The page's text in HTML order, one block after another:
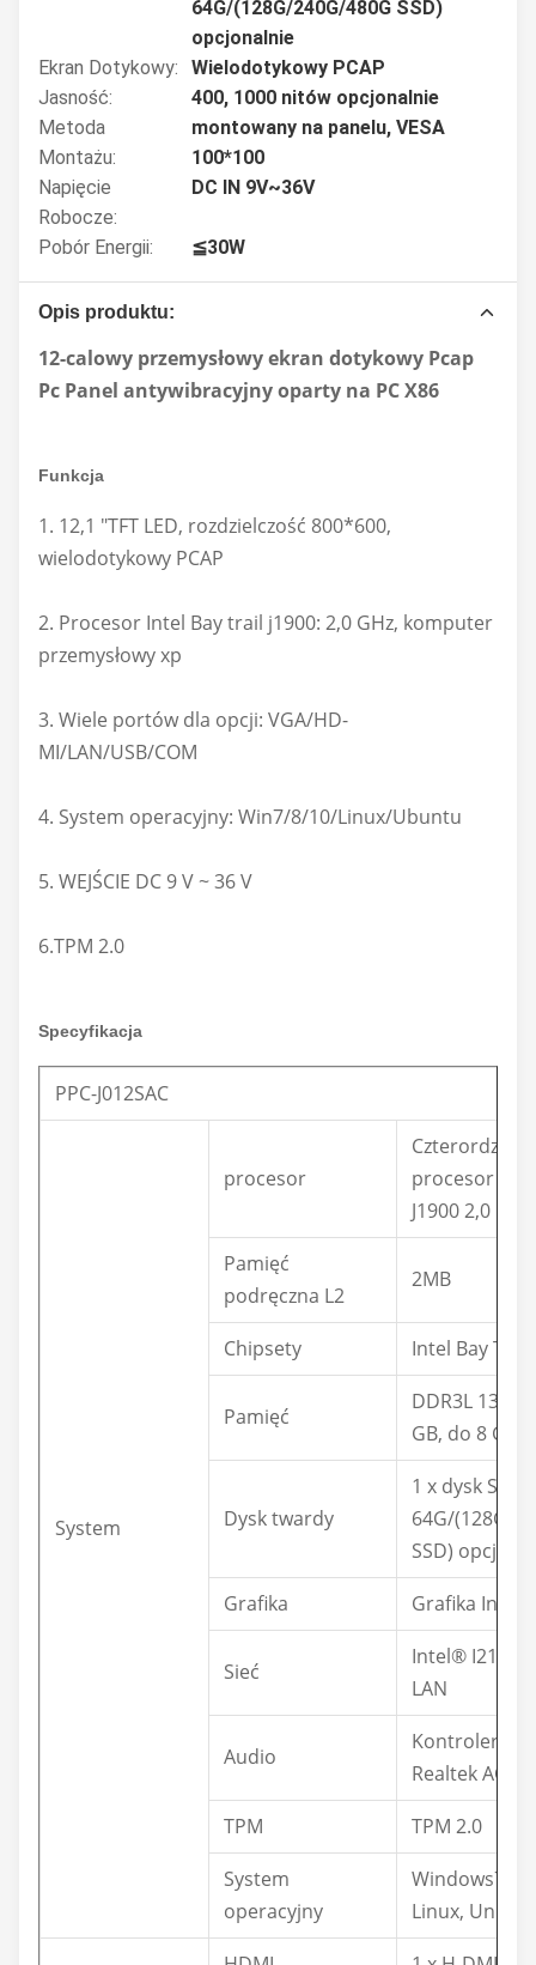
64G/(128G/240G/480G SSD)
opcjonalnie
Ekran Dotykowy:
Wielodotykowy PCAP
Jasność:
400, 1000 nitów opcjonalnie
Metoda
Montażu:
montowany na panelu, VESA
100*100
Napięcie
Robocze:
DC IN 9V~36V
Pobór Energii: ≦30W
Opis produktu:
12-calowy przemysłowy ekran dotykowy Pcap
Pc Panel antywibracyjny oparty na PC X86
Funkcja
1. 12,1 "TFT LED, rozdzielczość 800*600,
wielodotykowy PCAP
2. Procesor Intel Bay trail j1900: 2,0 GHz, komputer
przemysłowy xp
3. Wiele portów dla opcji: VGA/HD-
MI/LAN/USB/COM
4. System operacyjny: Win7/8/10/Linux/Ubuntu
5. WEJŚCIE DC 9 V ~ 36 V
6.TPM 2.0
Specyfikacja
PPC-J012SAC
System
procesor
procesor
J1900 2,0 GHz
Pamięć
podręczna L2
2MB
Chipsety Intel Bay Trail
Pamięć
DDR3L 1333
GB, do 8 GB
Dysk twardy
1 x dysk SSD
64G/(128G/
SSD)
Grafika
Grafika Intel
Sieć
Intel® I211-
LAN
Audio
Kontroler
Realtek
TPM
TPM 2.0
System
operacyjny
Windows7 /
Linux, Unix,